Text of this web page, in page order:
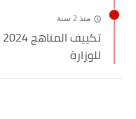
منذ 2 سنة
للوزارة